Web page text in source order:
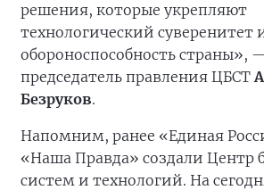
решения, которые укрепляют
технологический суверенитет
обороноспособность страны»,
председатель правления ЦБСТ
Безруков.
Напомним, ранее «Единая
«Наша Правда» создали Центр
систем и технологий. На